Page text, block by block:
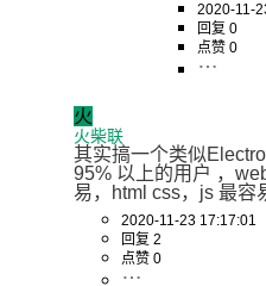
2020-11-
回复 0
点赞 0
火
火柴联
其实搞一个类似
95% 以上的用户 ，
易，html css，js 最容
2020-11-23 17:17:01
回复 2
点赞 0